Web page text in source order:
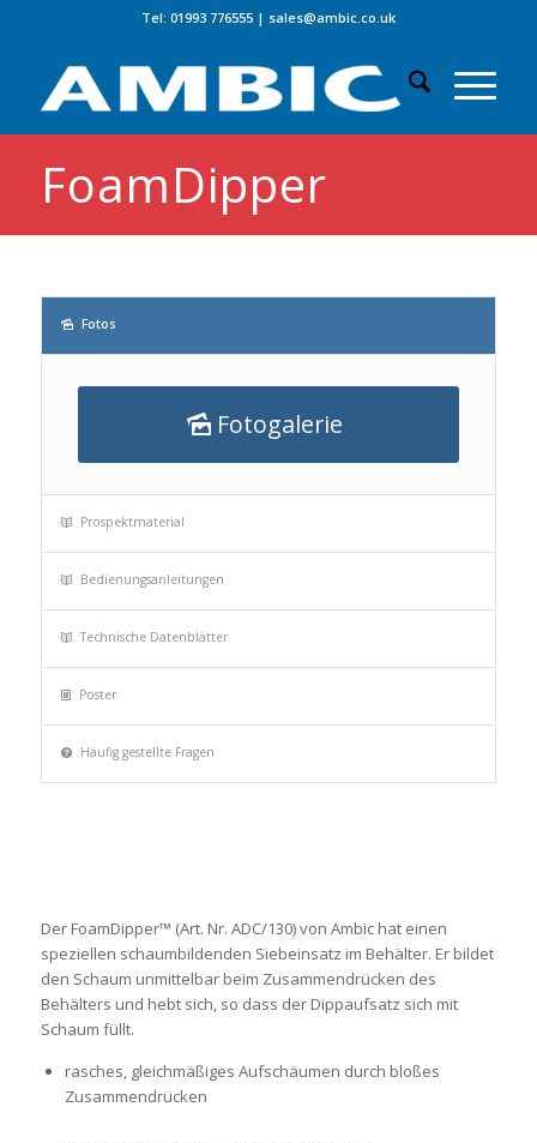
Tel: 01993 776555| sales@ambic.co.uk
FoamDipper
Fotos
Fotogalerie
Prospektmaterial
Bedienungsanleitungen
Technische Datenblätter
Poster
Häufig gestellte Fragen
Der FoamDipper™ (Art. Nr. ADC/130) von Ambic hat einen
speziellen schaumbildenden Siebeinsatz im Behälter. Er bildet
den Schaum unmittelbar beim Zusammendrücken des
Behälters und hebt sich, so dass der Dippaufsatz sich mit
Schaum füllt.
rasches, gleichmäßiges Aufschäumen durch bloßes
Zusammendrücken